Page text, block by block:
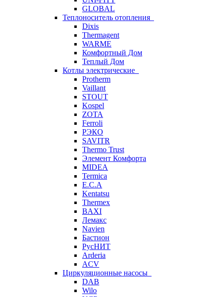
GLOBAL
Теплоноситель отопления
Dixis
Thermagent
WARME
Комфортный Дом
Теплый Дом
Котлы электрические
Protherm
Vaillant
STOUT
Kospel
ZOTA
Ferroli
РЭКО
SAVITR
Thermo Trust
Элемент Комфорта
MIDEA
Termica
E.C.A
Kentatsu
Thermex
BAXI
Лемакс
Navien
Бастион
РусНИТ
Arderia
ACV
Циркуляционные насосы
DAB
Wilo